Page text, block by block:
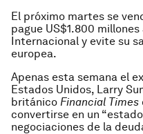
El próximo martes se
pague US$1.800
Internacional y evite su
europea.
Apenas esta semana el
Estados Unidos, Larry
británico Financial Times
convertirse en un
negociaciones de la